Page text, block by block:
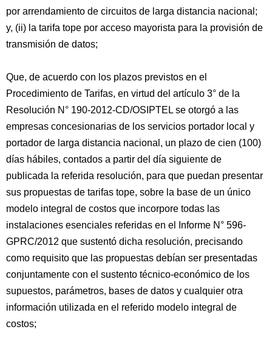
por arrendamiento de circuitos de larga distancia nacional;
y, (ii) la tarifa tope por acceso mayorista para la provisión de
transmisión de datos;
Que, de acuerdo con los plazos previstos en el
Procedimiento de Tarifas, en virtud del artículo 3° de la
Resolución N° 190-2012-CD/OSIPTEL se otorgó a las
empresas concesionarias de los servicios portador local y
portador de larga distancia nacional, un plazo de cien (100)
días hábiles, contados a partir del día siguiente de
publicada la referida resolución, para que puedan presentar
sus propuestas de tarifas tope, sobre la base de un único
modelo integral de costos que incorpore todas las
instalaciones esenciales referidas en el Informe N° 596-
GPRC/2012 que sustentó dicha resolución, precisando
como requisito que las propuestas debían ser presentadas
conjuntamente con el sustento técnico-económico de los
supuestos, parámetros, bases de datos y cualquier otra
información utilizada en el referido modelo integral de
costos;